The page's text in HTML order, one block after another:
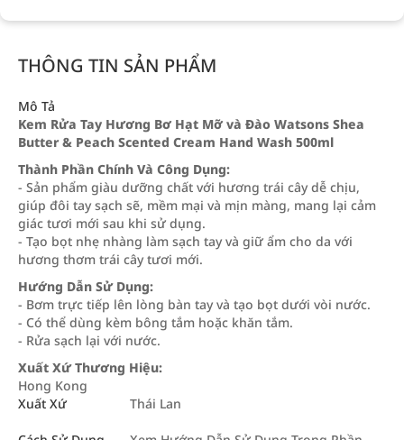
THÔNG TIN SẢN PHẨM
Mô Tả
Kem Rửa Tay Hương Bơ Hạt Mỡ và Đào Watsons Shea
Butter & Peach Scented Cream Hand Wash 500ml
Thành Phần Chính Và Công Dụng:
- Sản phẩm giàu dưỡng chất với hương trái cây dễ chịu,
giúp đôi tay sạch sẽ, mềm mại và mịn màng, mang lại cảm
giác tươi mới sau khi sử dụng.
- Tạo bọt nhẹ nhàng làm sạch tay và giữ ẩm cho da với
hương thơm trái cây tươi mới.
Hướng Dẫn Sử Dụng:
- Bơm trực tiếp lên lòng bàn tay và tạo bọt dưới vòi nước.
- Có thể dùng kèm bông tắm hoặc khăn tắm.
- Rửa sạch lại với nước.
Xuất Xứ Thương Hiệu:
Hong Kong
Xuất Xứ
Thái Lan